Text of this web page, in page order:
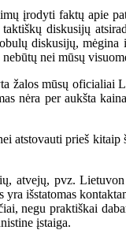
įrodyti faktų apie
diskusijų
diskusijų,
nei mūsų
mūsų oficialiai
nėra per aukšta
prieš
atvejų, pvz.
išstatomas
negu praktiškai
įstaiga.